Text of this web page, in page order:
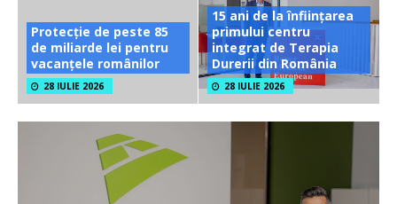
Protecție de peste 85
de miliarde lei pentru
vacanțele românilor
28 IULIE 2026
15 ani de la înființarea
primului centru
integrat de Terapia
Durerii din România
28 IULIE 2026